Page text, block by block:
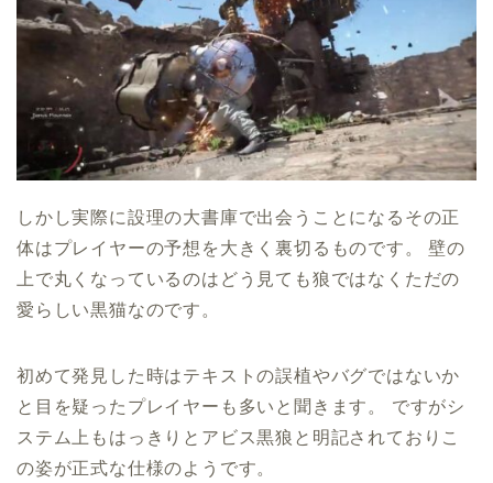
しかし実際に設理の大書庫で出会うことになるその正
体はプレイヤーの予想を大きく裏切るものです。 壁の
上で丸くなっているのはどう見ても狼ではなくただの
愛らしい黒猫なのです。
初めて発見した時はテキストの誤植やバグではないか
と目を疑ったプレイヤーも多いと聞きます。 ですがシ
ステム上もはっきりとアビス黒狼と明記されておりこ
の姿が正式な仕様のようです。